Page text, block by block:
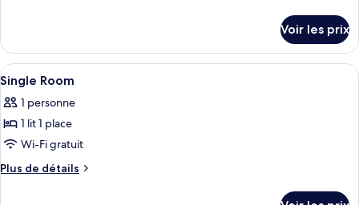
chambre :
Double
Room
le
type
de
chambre
Double
Room
Voir les prix
Afficher
toutes
les
photos
pour
ce
Une petite chambre avec un lit
1
Single Room
1 personne
1 lit 1 place
Wi-Fi gratuit
Plus de détails
Plus